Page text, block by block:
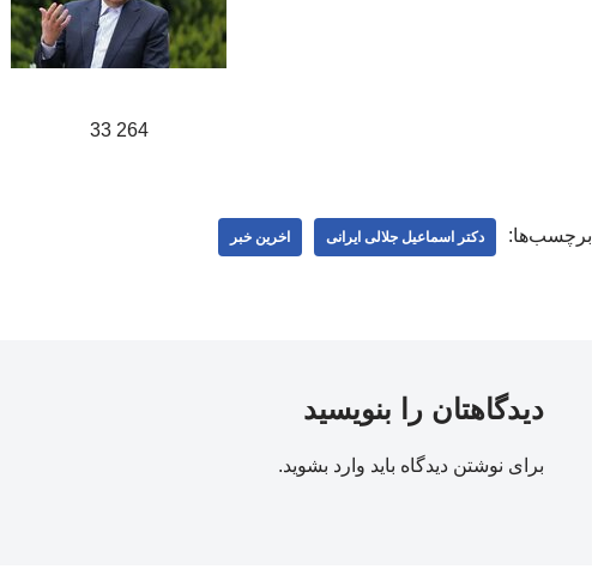
264 33
برچسب‌ها: دکتر اسماعیل جلالی ایرانی اخرین خبر
دیدگاهتان را بنویسید
برای نوشتن دیدگاه باید وارد بشوید.